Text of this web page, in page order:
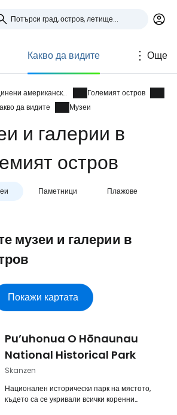
Какво да видите Още
Съединени американски щати
Големият остров
да видите
Музеи
и галерии в
остров
Паметници Плажове
музеи и галерии в
Покажи картата
Pu’uhonua O Hōnaunau
National Historical Park
Skanzen
Национален исторически парк на мястото,
където са се укривали всички коренни
в Cestee
общност на туристите
Продължете с Google